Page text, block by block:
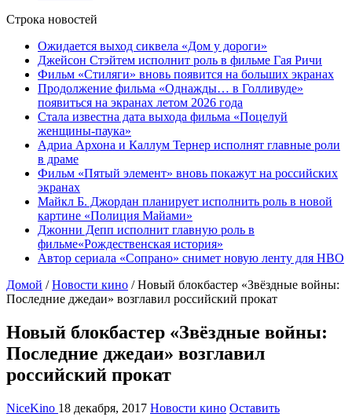
Строка новостей
Ожидается выход сиквела «Дом у дороги»
Джейсон Стэйтем исполнит роль в фильме Гая Ричи
Фильм «Стиляги» вновь появится на больших экранах
Продолжение фильма «Однажды… в Голливуде»
появиться на экранах летом 2026 года
Стала известна дата выхода фильма «Поцелуй
женщины-паука»
Адриа Архона и Каллум Тернер исполнят главные роли
в драме
Фильм «Пятый элемент» вновь покажут на российских
экранах
Майкл Б. Джордан планирует исполнить роль в новой
картине «Полиция Майами»
Джонни Депп исполнит главную роль в
фильме«Рождественская история»
Автор сериала «Сопрано» снимет новую ленту для HBO
Домой / Новости кино / Новый блокбастер «Звёздные войны:
Последние джедаи» возглавил российский прокат
Новый блокбастер «Звёздные войны:
Последние джедаи» возглавил
российский прокат
NiceKino 18 декабря, 2017 Новости кино Оставить